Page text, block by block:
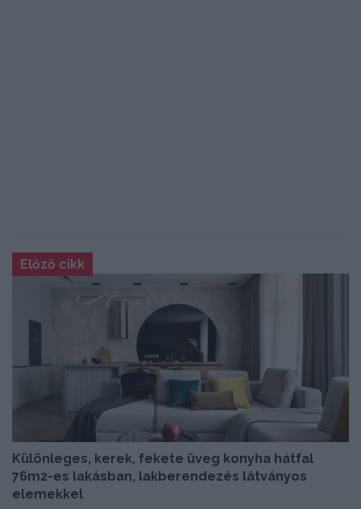
Előző cikk
Különleges, kerek, fekete üveg konyha hátfal
76m2-es lakásban, lakberendezés látványos
elemekkel